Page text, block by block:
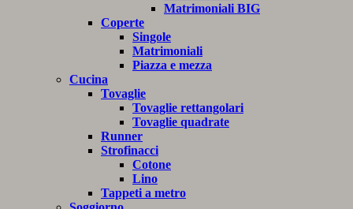
Matrimoniali BIG
Coperte
Singole
Matrimoniali
Piazza e mezza
Cucina
Tovaglie
Tovaglie rettangolari
Tovaglie quadrate
Runner
Strofinacci
Cotone
Lino
Tappeti a metro